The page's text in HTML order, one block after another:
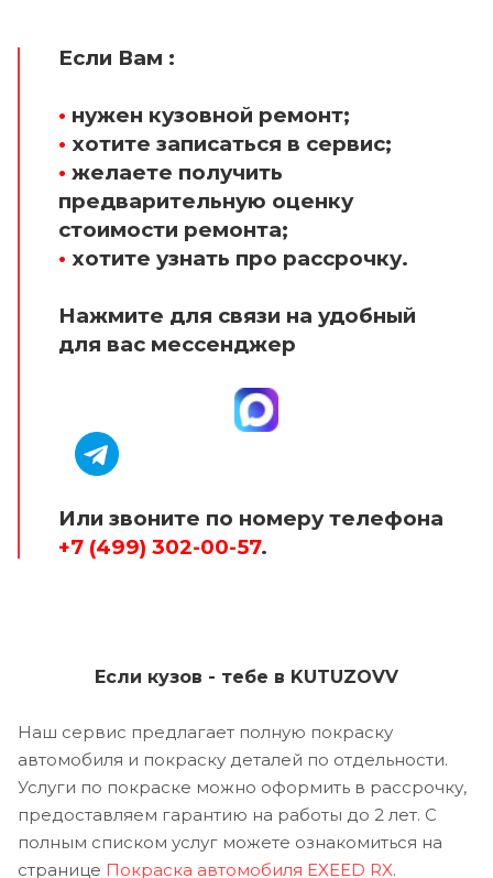
Если Вам :
• нужен кузовной ремонт;
• хотите записаться в сервис;
• желаете получить
предварительную оценку
стоимости ремонта;
• хотите узнать про рассрочку.
Нажмите для связи на удобный
для вас мессенджер
Или звоните по номеру телефона
+7 (499) 302-00-57.
Если кузов - тебе в KUTUZOVV
Наш сервис предлагает полную покраску
автомобиля и покраску деталей по отдельности.
Услуги по покраске можно оформить в рассрочку,
предоставляем гарантию на работы до 2 лет. С
полным списком услуг можете ознакомиться на
странице Покраска автомобиля EXEED RX.